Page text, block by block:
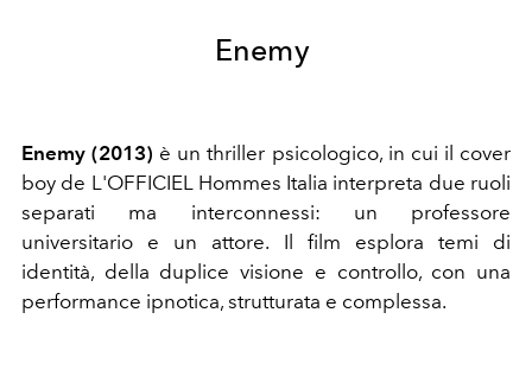
Enemy
Enemy (2013) è un thriller psicologico, in cui il cover
boy de L'OFFICIEL Hommes Italia interpreta due ruoli
separati ma interconnessi: un professore
universitario e un attore. Il film esplora temi di
identità, della duplice visione e controllo, con una
performance ipnotica, strutturata e complessa.